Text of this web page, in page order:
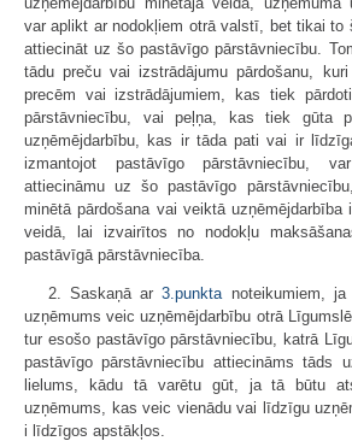
var aplikt ar nodokļiem otrā valstī, bet tikai
attiecināt uz šo pastāvīgo pārstāvniecību.
tādu preču vai izstrādājumu pārdošanu,
precēm vai izstrādājumiem, kas tiek
pārstāvniecību, vai peļņa, kas tiek gūta
uzņēmējdarbību, kas ir tāda pati vai ir
izmantojot pastāvīgo pārstāvniecību,
attiecināmu uz šo pastāvīgo
minētā pārdošana vai veiktā
veidā, lai izvairītos no nodokļu
pastāvīgā pārstāvniecība.
2. Saskaņā ar3.punktanoteikumiem, ja
uzņēmums veic uzņēmējdarbību otrā
tur esošo pastāvīgo pārstāvniecību, katrā
pastāvīgo pārstāvniecību attiecināms tāds
lielums, kādu tā varētu gūt, ja tā būtu
uzņēmums, kas veic vienādu vai līdzīgu
i līdzīgos apstākļos.